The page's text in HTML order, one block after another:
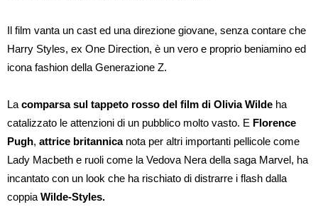
Il film vanta un cast ed una direzione giovane, senza contare che
Harry Styles, ex One Direction, è un vero e proprio beniamino ed
icona fashion della Generazione Z.
La comparsa sul tappeto rosso del film di Olivia Wilde ha
catalizzato le attenzioni di un pubblico molto vasto. E Florence
Pugh, attrice britannicanota per altri importanti pellicole come
Lady Macbeth e ruoli come la Vedova Nera della saga Marvel, ha
incantato con un look che ha rischiato di distrarre i flash dalla
coppia Wilde-Styles.